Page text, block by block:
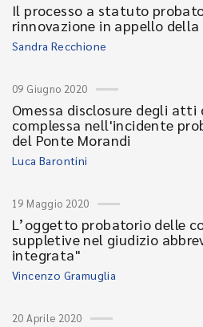
Il processo a statuto
rinnovazione in appello
Sandra Recchione
09 Giugno 2020
Omessa disclosure degli atti
complessa nell'incidente
del Ponte Morandi
Luca Barontini
19 Maggio 2020
L’oggetto probatorio delle
suppletive nel giudizio
integrata"
Vincenzo Gramuglia
20 Aprile 2020